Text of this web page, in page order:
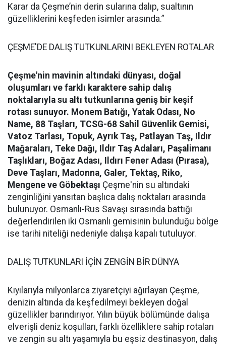
Karar da Çeşme’nin derin sularına dalıp, sualtının
güzelliklerini keşfeden isimler arasında.”
ÇEŞME'DE DALIŞ TUTKUNLARINI BEKLEYEN ROTALAR
Çeşme'nin mavinin altındaki dünyası, doğal
oluşumları ve farklı karaktere sahip dalış
noktalarıyla su altı tutkunlarına geniş bir keşif
rotası sunuyor. Monem Batığı, Yatak Odası, No
Name, 88 Taşları, TCSG-68 Sahil Güvenlik Gemisi,
Vatoz Tarlası, Topuk, Ayrık Taş, Patlayan Taş, Ildır
Mağaraları, Teke Dağı, Ildır Taş Adaları, Paşalimanı
Taşlıkları, Boğaz Adası, Ildırı Fener Adası (Pırasa),
Deve Taşları, Madonna, Galer, Tektaş, Riko,
Mengene ve Göbektaşı Çeşme'nin su altındaki
zenginliğini yansıtan başlıca dalış noktaları arasında
bulunuyor. Osmanlı-Rus Savaşı sırasında battığı
değerlendirilen iki Osmanlı gemisinin bulunduğu bölge
ise tarihi niteliği nedeniyle dalışa kapalı tutuluyor.
DALIŞ TUTKUNLARI İÇİN ZENGİN BİR DÜNYA
Kıyılarıyla milyonlarca ziyaretçiyi ağırlayan Çeşme,
denizin altında da keşfedilmeyi bekleyen doğal
güzellikler barındırıyor. Yılın büyük bölümünde dalışa
elverişli deniz koşulları, farklı özelliklere sahip rotaları
ve zengin su altı yaşamıyla bu eşsiz destinasyon, dalış